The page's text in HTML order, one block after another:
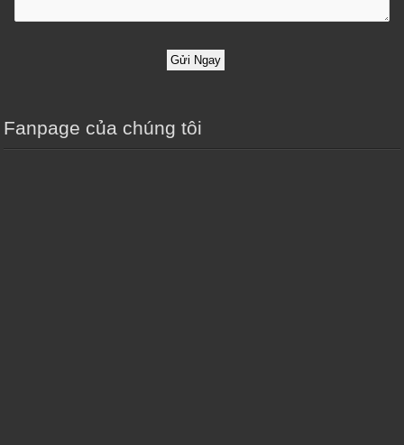
Gửi Ngay
Fanpage của chúng tôi